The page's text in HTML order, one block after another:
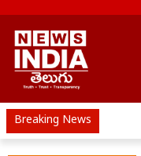
Breaking News